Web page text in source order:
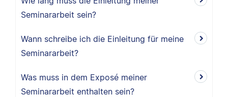
Seminararbeit sein?
Wann schreibe ich die Einleitung für meine
Seminararbeit?
Was muss in dem Exposé meiner
Seminararbeit enthalten sein?